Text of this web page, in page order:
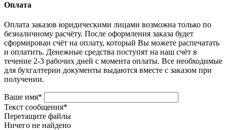
Оплата
Оплата заказов юридическими лицами возможна только по
безналичному расчёту. После оформления заказа будет
сформирован счёт на оплату, который Вы можете распечатать
и оплатить. Денежные средства поступят на наш счёт в
течение 2-3 рабочих дней с момента оплаты. Все необходимые
для бухгалтерии документы выдаются вместе с заказом при
получении.
Ваше имя*
Текст сообщения*
Перетащите файлы
Ничего не найдено